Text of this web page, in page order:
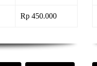
Rp 450.000